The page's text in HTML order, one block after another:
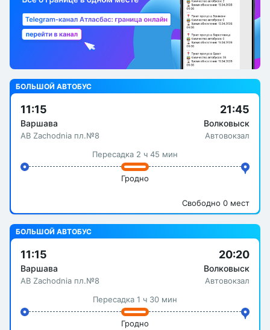
БОЛЬШОЙ АВТОБУС
11:15
Варшава
АВ Zachodnia пл.№8
21:45
Волковыск
Автовокзал
Пересадка 2 ч 45 мин
Гродно
Свободно 0 мест
БОЛЬШОЙ АВТОБУС
11:15
Варшава
АВ Zachodnia пл.№8
20:20
Волковыск
Автовокзал
Пересадка 1 ч 30 мин
Гродно